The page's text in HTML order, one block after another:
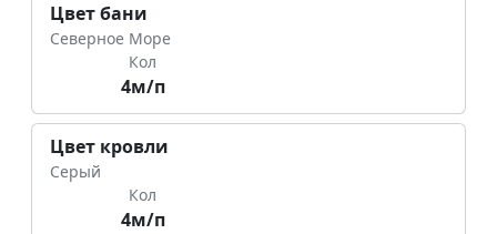
Цвет бани
Северное Море
Кол
4м/п
Цвет кровли
Серый
Кол
4м/п